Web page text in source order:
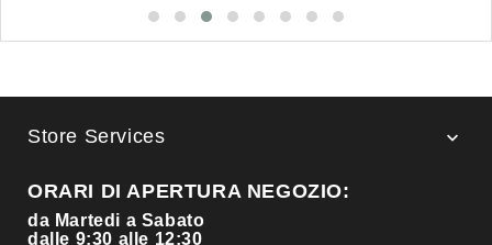
Store Services 
ORARI DI APERTURA NEGOZIO:
da Martedi a Sabato
dalle 9:30 alle 12:30